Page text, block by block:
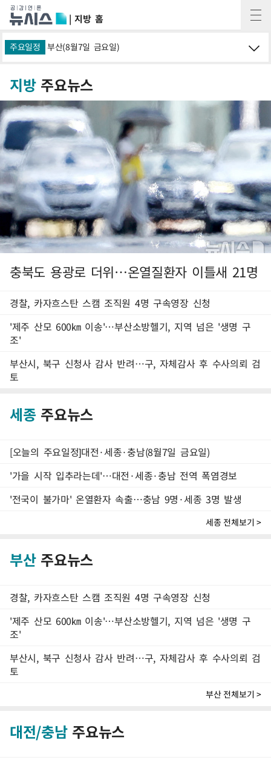
| 지방 홈
주요일정
부산(8월7일 금요일) 대구경북(8월7일
지방주요뉴스
충북도 용광로 더위…온열질환자 이틀새 21명
경찰, 카자흐스탄 스캠 조직원 4명 구속영장 신청
'제주 산모 600㎞ 이송'…부산소방헬기, 지역 넘은 '생명 구
조'
부산시, 북구 신청사 감사 반려…구, 자체감사 후 수사의뢰 검
토
세종 주요뉴스
[오늘의 주요일정]대전·세종·충남(8월7일 금요일)
'가을 시작 입추라는데'…대전·세종·충남 전역 폭염경보
'전국이 불가마' 온열환자 속출…충남 9명·세종 3명 발생
세종 전체보기 >
부산주요뉴스
경찰, 카자흐스탄 스캠 조직원 4명 구속영장 신청
'제주 산모 600㎞ 이송'…부산소방헬기, 지역 넘은 '생명 구
조'
부산시, 북구 신청사 감사 반려…구, 자체감사 후 수사의뢰 검
토
부산 전체보기 >
대전/충남주요뉴스